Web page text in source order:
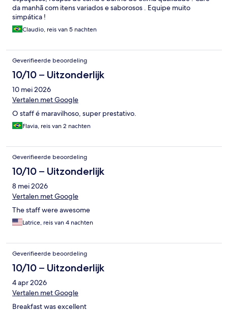
da manhã com itens variados e saborosos . Equipe muito
simpática !
Claudio, reis van 5 nachten
Geverifieerde beoordeling
10/10 – Uitzonderlijk
10 mei 2026
Vertalen met Google
O staff é maravilhoso, super prestativo.
Flavia, reis van 2 nachten
Geverifieerde beoordeling
10/10 – Uitzonderlijk
8 mei 2026
Vertalen met Google
The staff were awesome
Latrice, reis van 4 nachten
Geverifieerde beoordeling
10/10 – Uitzonderlijk
4 apr 2026
Vertalen met Google
Breakfast was excellent